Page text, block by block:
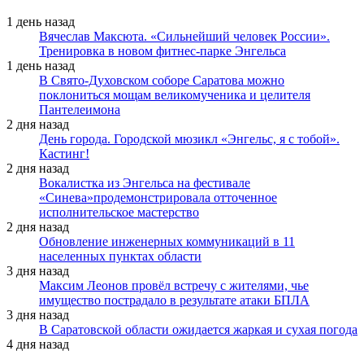
1 день назад
Вячеслав Максюта. «Сильнейший человек России».
Тренировка в новом фитнес-парке Энгельса
1 день назад
В Свято-Духовском соборе Саратова можно
поклониться мощам великомученика и целителя
Пантелеимона
2 дня назад
День города. Городской мюзикл «Энгельс, я с тобой».
Кастинг!
2 дня назад
Вокалистка из Энгельса на фестивале
«Синева»продемонстрировала отточенное
исполнительское мастерство
2 дня назад
Обновление инженерных коммуникаций в 11
населенных пунктах области
3 дня назад
Максим Леонов провёл встречу с жителями, чье
имущество пострадало в результате атаки БПЛА
3 дня назад
В Саратовской области ожидается жаркая и сухая погода
4 дня назад